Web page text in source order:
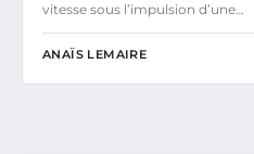
vitesse sous l’impulsion d’une…
ANAÏS LEMAIRE